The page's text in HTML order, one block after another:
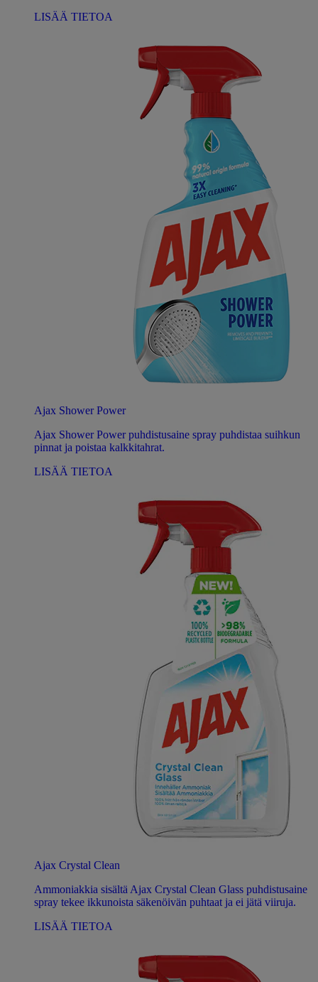
LISÄÄ TIETOA
Ajax Shower Power
Ajax Shower Power puhdistusaine spray puhdistaa suihkun
pinnat ja poistaa kalkkitahrat.
LISÄÄ TIETOA
Ajax Crystal Clean
Ammoniakkia sisältä Ajax Crystal Clean Glass puhdistusaine
spray tekee ikkunoista säkenöivän puhtaat ja ei jätä viiruja.
LISÄÄ TIETOA